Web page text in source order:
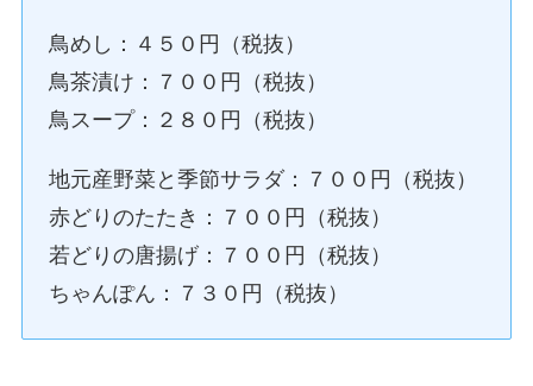
鳥めし：４５０円（税抜）
鳥茶漬け：７００円（税抜）
鳥スープ：２８０円（税抜）
地元産野菜と季節サラダ：７００円（税抜）
赤どりのたたき：７００円（税抜）
若どりの唐揚げ：７００円（税抜）
ちゃんぽん：７３０円（税抜）